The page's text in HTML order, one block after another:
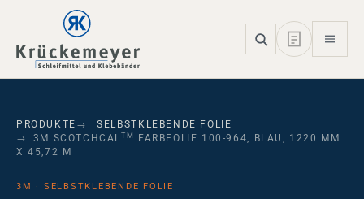
Skip to main navigation
Skip to main content
Skip to page footer
PRODUKTE
SELBSTKLEBENDE FOLIE
3M SCOTCHCAL TM
FARBFOLIE 100-964, BLAU, 1220 MM
X 45,72 M
3M · SELBSTKLEBENDE FOLIE